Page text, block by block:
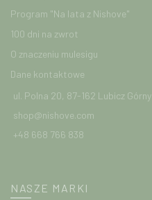
Program "Na lata z Nishove"
100 dni na zwrot
O znaczeniu mulesigu
Dane kontaktowe
ul. Polna 20, 87-162 Lubicz Górny
shop@nishove.com
+48 668 766 838
NASZE MARKI